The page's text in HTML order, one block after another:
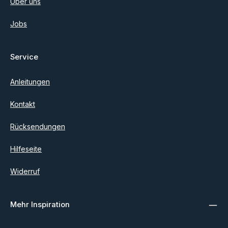
Jobs
Service
Anleitungen
Kontakt
Rücksendungen
Hilfeseite
Widerruf
Mehr Inspiration